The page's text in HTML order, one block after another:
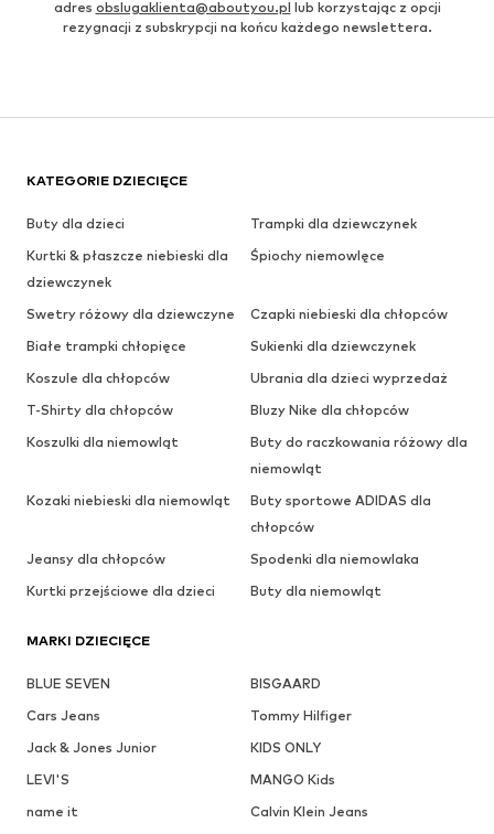
adres obslugaklienta@aboutyou.pl lub korzystając z opcji
rezygnacji z subskrypcji na końcu każdego newslettera.
KATEGORIE DZIECIĘCE
Buty dla dzieci
Trampki dla dziewczynek
Kurtki & płaszcze niebieski dla
dziewczynek
Śpiochy niemowlęce
Swetry różowy dla dziewczyne
Czapki niebieski dla chłopców
Białe trampki chłopięce
Sukienki dla dziewczynek
Koszule dla chłopców
Ubrania dla dzieci wyprzedaż
T-Shirty dla chłopców
Bluzy Nike dla chłopców
Koszulki dla niemowląt
Buty do raczkowania różowy dla
niemowląt
Kozaki niebieski dla niemowląt
Buty sportowe ADIDAS dla
chłopców
Jeansy dla chłopców
Spodenki dla niemowlaka
Kurtki przejściowe dla dzieci
Buty dla niemowląt
MARKI DZIECIĘCE
BLUE SEVEN
BISGAARD
Cars Jeans
Tommy Hilfiger
Jack & Jones Junior
KIDS ONLY
LEVI'S
MANGO Kids
name it
Calvin Klein Jeans